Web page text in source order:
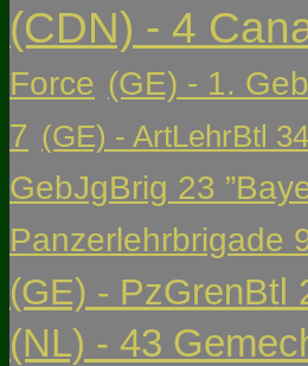
(CDN) - 4
Force (GE) - 1.
7 (GE) - ArtLehrBtl
GebJgBrig 23
Panzerlehrbrigade
(GE) - PzGrenBtl
(NL) - 43